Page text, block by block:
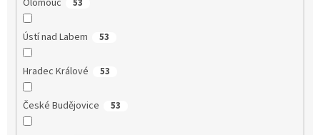
Olomouc 53
Ústí nad Labem 53
Hradec Králové 53
České Budějovice 53